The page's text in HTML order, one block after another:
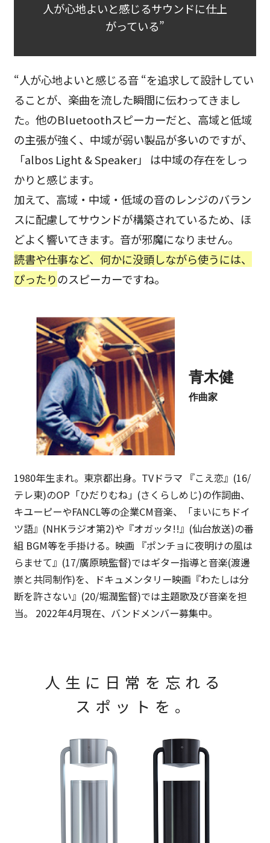
人が心地よいと感じるサウンドに仕上
がっている”
“人が心地よいと感じる音 “を追求して設計してい
ることが、楽曲を流した瞬間に伝わってきまし
た。他のBluetoothスピーカーだと、高域と低域
の主張が強く、中域が弱い製品が多いのですが、
「albos Light & Speaker」 は中域の存在をしっ
かりと感じます。
加えて、高域・中域・低域の音のレンジのバラン
スに配慮してサウンドが構築されているため、ほ
どよく響いてきます。音が邪魔になりません。
読書や仕事など、何かに没頭しながら使うには、
ぴったりのスピーカーですね。
青木健
作曲家
1980年生まれ。東京都出身。TVドラマ 『こえ恋』(16/
テレ東)のOP「ひだりむね」(さくらしめじ)の作詞曲、
キユーピーやFANCL等の企業CM音楽、「まいにちドイ
ツ語』(NHKラジオ第2)や『オガッタ!!』(仙台放送)の番
組 BGM等を手掛ける。映画 『ポンチョに夜明けの風は
らませて』(17/廣原暁監督)ではギター指導と音楽(渡邊
崇と共同制作)を、ドキュメンタリー映画『わたしは分
断を許さない』(20/堀潤監督)では主題歌及び音楽を担
当。 2022年4月現在、バンドメンバー募集中。
人生に日常を忘れる
スポットを。